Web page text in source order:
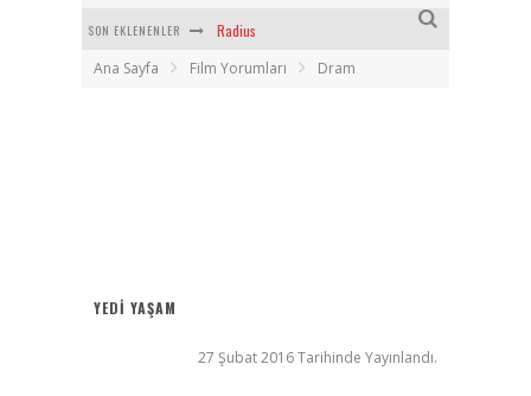
SON EKLENENLER
Bayanların Sohbet Numaralarını Nereden Bulurum
Ana Sayfa Film Yorumları Dram
YEDI YAŞAM
27 Şubat 2016 Tarihinde Yayınlandı.